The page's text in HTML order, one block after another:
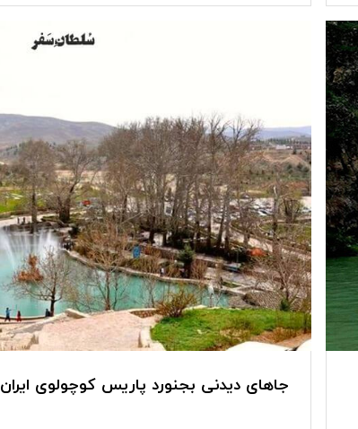
جاهای دیدنی بجنورد پاریس کوچولوی ایران